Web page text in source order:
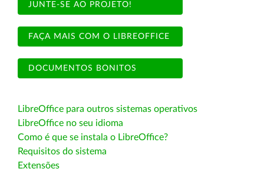
JUNTE-SE AO PROJETO!
FAÇA MAIS COM O LIBREOFFICE
DOCUMENTOS BONITOS
LibreOffice para outros sistemas operativos
LibreOffice no seu idioma
Como é que se instala o LibreOffice?
Requisitos do sistema
Extensões